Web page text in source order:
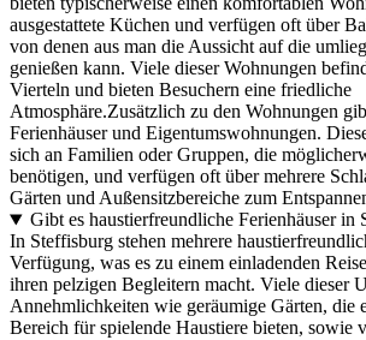
ausgestattete Küchen und verfügen oft über
von denen aus man die Aussicht auf die
genießen kann. Viele dieser Wohnungen
Vierteln und bieten Besuchern eine friedliche
Atmosphäre.Zusätzlich zu den Wohnungen
Ferienhäuser und Eigentumswohnungen.
sich an Familien oder Gruppen, die
benötigen, und verfügen oft über mehrere
Gärten und Außensitzbereiche zum
Gibt es haustierfreundliche Ferienhäuser in
In Steffisburg stehen mehrere
Verfügung, was es zu einem einladenden
ihren pelzigen Begleitern macht. Viele dieser
Annehmlichkeiten wie geräumige Gärten, die
Bereich für spielende Haustiere bieten, sowie